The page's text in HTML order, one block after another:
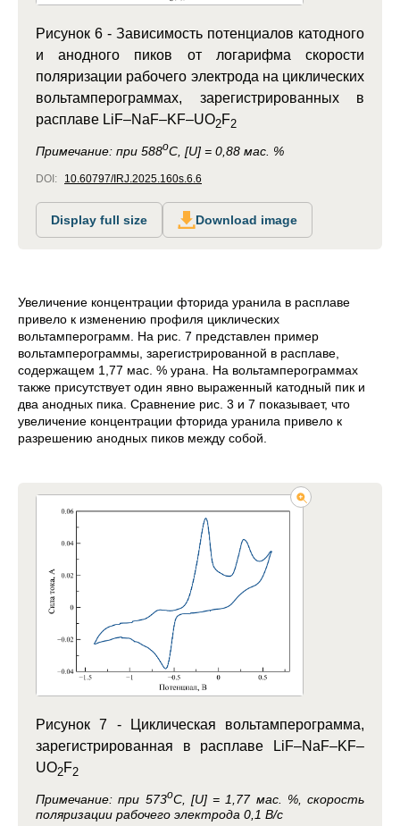
Рисунок 6 - Зависимость потенциалов катодного
и анодного пиков от логарифма скорости
поляризации рабочего электрода на циклических
вольтамперограммах, зарегистрированных в
расплаве LiF–NaF–KF–UO2F2
Примечание: при 588oC, [U] = 0,88 мас. %
DOI: 10.60797/IRJ.2025.160s.6.6
Display full size Download image
Увеличение концентрации фторида уранила в расплаве
привело к изменению профиля циклических
вольтамперограмм. На рис. 7 представлен пример
вольтамперограммы, зарегистрированной в расплаве,
содержащем 1,77 мас. % урана. На вольтамперограммах
также присутствует один явно выраженный катодный пик и
два анодных пика. Сравнение рис. 3 и 7 показывает, что
увеличение концентрации фторида уранила привело к
разрешению анодных пиков между собой.
Рисунок 7 -
Циклическая вольтамперограмма,
зарегистрированная в расплаве LiF–NaF–KF–
UO2F2
Примечание:при 573oC, [U] = 1,77 мас. %, скорость
поляризации рабочего электрода 0,1 В/с